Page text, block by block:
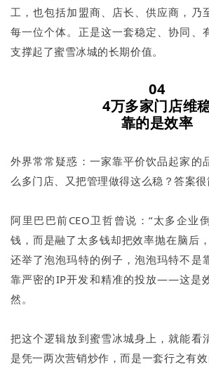
工，也包括加盟商、店长、供应商，乃
每一位个体。正是这一套稳定、协同、
支撑起了蜜雪冰城的长期价值。
04
4万多家门店维
靠的是效率
外界常常疑惑：一家靠平价饮品起家的
么多门店、又把管理做得这么稳？答案
阿里巴巴前CEO卫哲曾说：“太多企业
钱，而是融了太多钱却把效率抛在脑后
还举了泡泡玛特的例子，泡泡玛特不是
靠严密的IP开发和精准的投放——这是
然。
把这个逻辑放到蜜雪冰城身上，就能看
是凭一两次营销炒作，而是一套行之有